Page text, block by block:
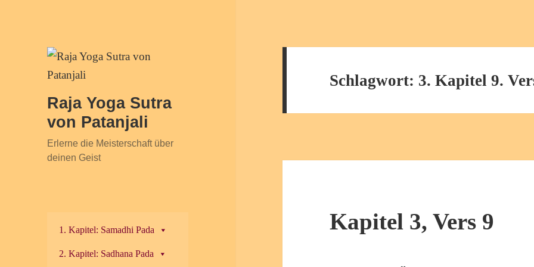
Raja Yoga Sutra
von Patanjali
Erlerne die Meisterschaft über
deinen Geist
1. Kapitel: Samadhi Pada
2. Kapitel: Sadhana Pada
Schlagwort: 3. Kapitel 9.
Kapitel 3, Vers 9